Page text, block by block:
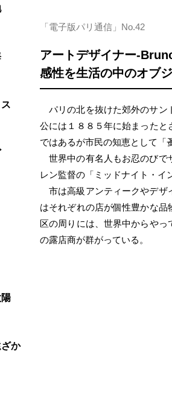
か
「電子版パリ通信」No.42
アートデザイナー-
感性を生活の中のオブ
パリの北を抜けた郊外のサン
公には１８８５年に始まった
ではあるが市民の知恵として「
世界中の有名人もお忍のびで
レン監督の「ミッドナイト・イ
市は高級アンティークやデ
はそれぞれの店が個性豊かな
区の周りには、世界中からや
の露店商が群がっている。